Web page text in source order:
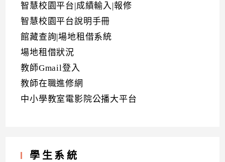
智慧校園平台|成績輸入|報修
智慧校園平台說明手冊
館藏查詢|場地租借系統
場地租借狀況
教師Gmail登入
教師在職進修網
中小學教室電影院公播大平台
學生系統